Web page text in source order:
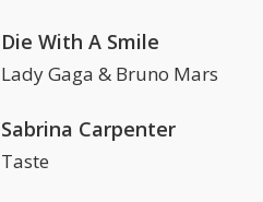
Die With A Smile
Lady Gaga & Bruno Mars
Sabrina Carpenter
Taste